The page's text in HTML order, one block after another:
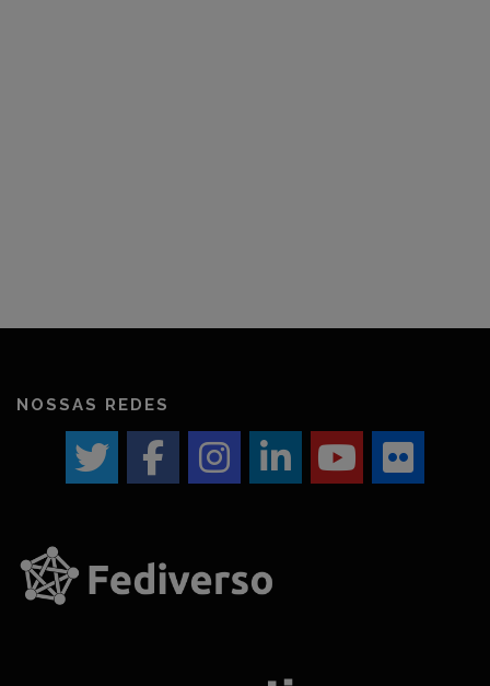
NOSSAS REDES